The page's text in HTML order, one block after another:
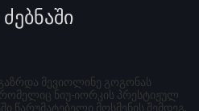
მევიოლინე გოგონას
ნიუ-იორკის პრესტიჟულ
წარუმატებელი მოსმენის შემდეგ,